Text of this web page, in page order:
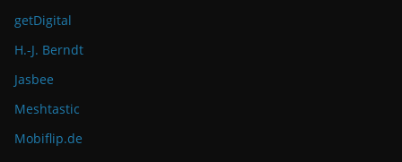
getDigital
H.-J. Berndt
Jasbee
Meshtastic
Mobiflip.de